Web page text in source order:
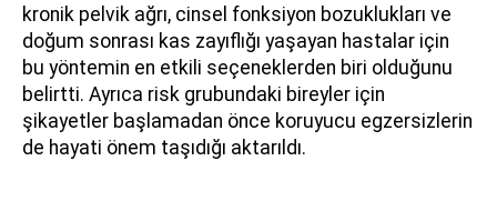
kronik pelvik ağrı, cinsel fonksiyon bozuklukları ve
doğum sonrası kas zayıflığı yaşayan hastalar için
bu yöntemin en etkili seçeneklerden biri olduğunu
belirtti. Ayrıca risk grubundaki bireyler için
şikayetler başlamadan önce koruyucu egzersizlerin
de hayati önem taşıdığı aktarıldı.